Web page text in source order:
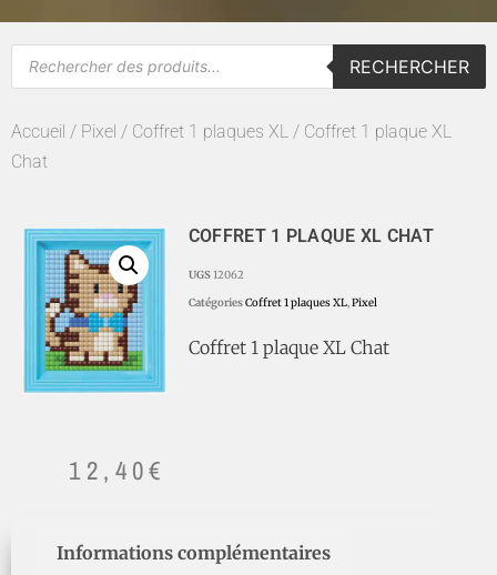
RECHERCHER
Accueil / Pixel / Coffret 1 plaques XL / Coffret 1 plaque XL
Chat
12,40€
COFFRET 1 PLAQUE XL CHAT
UGS12062
CatégoriesCoffret 1 plaques XL,Pixel
Coffret 1 plaque XL Chat
Informations complémentaires